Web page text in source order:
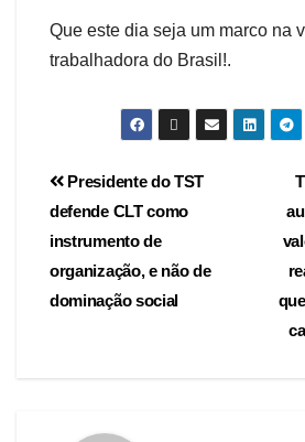
Que este dia seja um marco na
trabalhadora do Brasil!.
Presidente do TST
defende CLT como
instrumento de
organização, e não de
dominação social